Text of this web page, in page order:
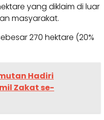
yang diklaim di luar
masyarakat.
270 hektare (20%
Hadiri
Zakat se-